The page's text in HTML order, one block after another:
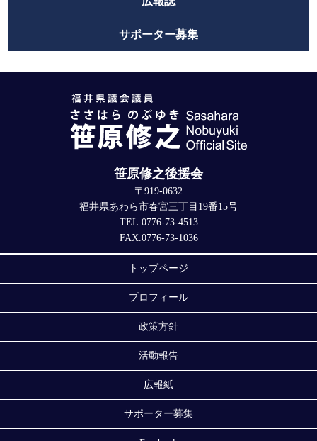
サポーター募集
笹原修之後援会
〒919-0632
福井県あわら市春宮三丁目19番15号
TEL.0776-73-4513
FAX.0776-73-1036
トップページ
プロフィール
政策方針
活動報告
広報紙
サポーター募集